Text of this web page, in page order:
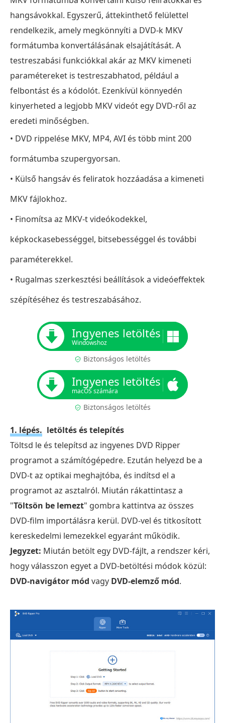
hangsávokkal. Egyszerű, áttekinthető felülettel
rendelkezik, amely megkönnyíti a DVD-k MKV
formátumba konvertálásának elsajátítását. A
testreszabási funkciókkal akár az MKV kimeneti
paramétereket is testreszabhatod, például a
felbontást és a kódolót. Ezenkívül könnyedén
kinyerheted a legjobb MKV videót egy DVD-ről az
eredeti minőségben.
• DVD rippelése MKV, MP4, AVI és több mint 200
formátumba szupergyorsan.
• Külső hangsáv és feliratok hozzáadása a kimeneti
MKV fájlokhoz.
• Finomítsa az MKV-t videókodekkel,
képkockasebességgel, bitsebességgel és további
paraméterekkel.
• Rugalmas szerkesztési beállítások a videóeffektek
szépítéséhez és testreszabásához.
Ingyenes letöltés
Windowshoz
Biztonságos letöltés
Ingyenes letöltés
macOS számára
Biztonságos letöltés
1. lépés. letöltés és telepítés
Töltsd le és telepítsd az ingyenes DVD Ripper
programot a számítógépedre. Ezután helyezd be a
DVD-t az optikai meghajtóba, és indítsd el a
programot az asztalról. Miután rákattintasz a
"Töltsön be lemezt" gombra kattintva az összes
DVD-film importálásra kerül. DVD-vel és titkosított
kereskedelmi lemezekkel egyaránt működik.
Jegyzet: Miután betölt egy DVD-fájlt, a rendszer kéri,
hogy válasszon egyet a DVD-betöltési módok közül:
DVD-navigátor mód vagy DVD-elemző mód.